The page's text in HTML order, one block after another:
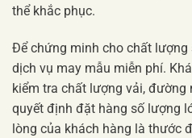
thể khắc phục.
Để chứng minh cho chất lượng
dịch vụ may mẫu miễn phí.
kiểm tra chất lượng vải,
quyết định đặt hàng số lượng
lòng của khách hàng là thước